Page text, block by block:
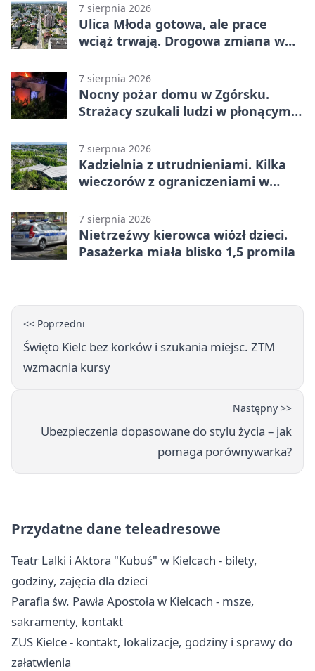
7 sierpnia 2026
Ulica Młoda gotowa, ale prace
wciąż trwają. Drogowa zmiana w
7 sierpnia 2026
Nocny pożar domu w Zgórsku.
Strażacy szukali ludzi w płonącym
7 sierpnia 2026
Kadzielnia z utrudnieniami. Kilka
wieczorów z ograniczeniami w
7 sierpnia 2026
Nietrzeźwy kierowca wiózł dzieci.
Pasażerka miała blisko 1,5 promila
<< Poprzedni
Święto Kielc bez korków i szukania miejsc. ZTM
wzmacnia kursy
Następny >>
Ubezpieczenia dopasowane do stylu życia – jak
pomaga porównywarka?
Przydatne dane teleadresowe
Teatr Lalki i Aktora "Kubuś" w Kielcach - bilety,
godziny, zajęcia dla dzieci
Parafia św. Pawła Apostoła w Kielcach - msze,
sakramenty, kontakt
ZUS Kielce - kontakt, lokalizacje, godziny i sprawy do
załatwienia